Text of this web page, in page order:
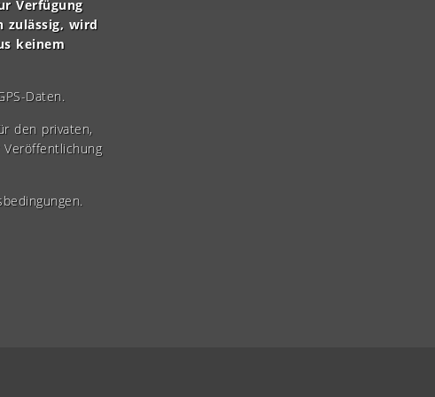
Verfügung
zulässig, wird
keinem
Daten.
den privaten,